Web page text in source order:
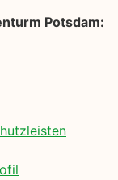
Potsdam: